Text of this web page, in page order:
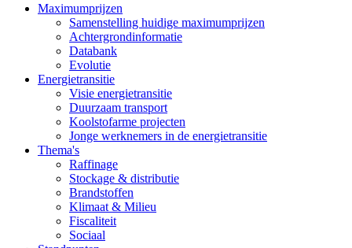
Maximumprijzen
Samenstelling huidige maximumprijzen
Achtergrondinformatie
Databank
Evolutie
Energietransitie
Visie energietransitie
Duurzaam transport
Koolstofarme projecten
Jonge werknemers in de energietransitie
Thema's
Raffinage
Stockage & distributie
Brandstoffen
Klimaat & Milieu
Fiscaliteit
Sociaal